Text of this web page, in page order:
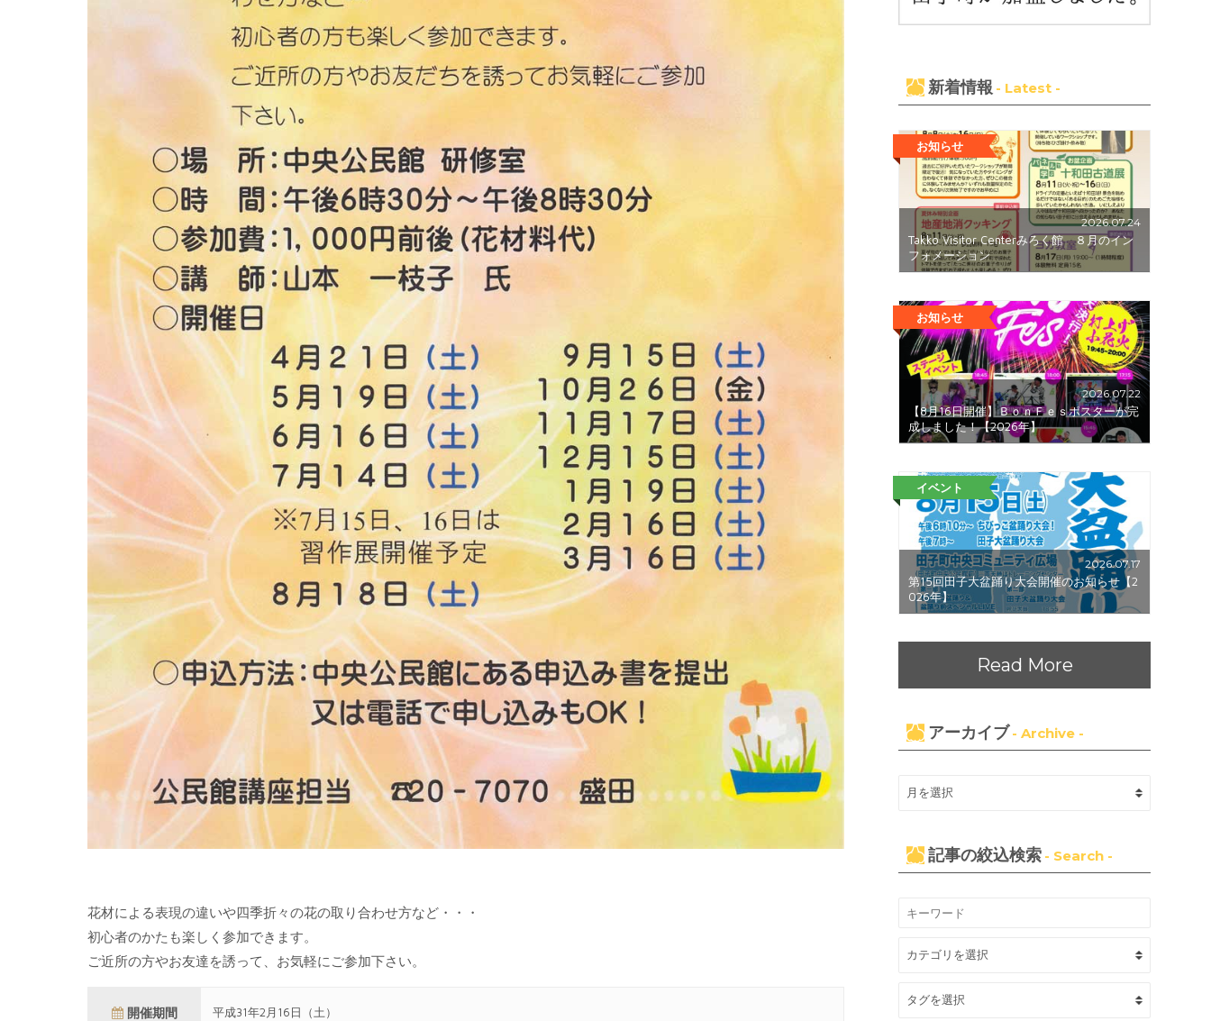
花材による表現の違いや四季折々の花の取り合わせ方など・・・
初心者のかたも楽しく参加できます。
ご近所の方やお友達を誘って、お気軽にご参加下さい。
開催期間 平成31年2月16日（土）
新着情報 - Latest -
お知らせ
2026.07.24
Takko Visitor Centerみろく館 ８月のイン
フォメーション
お知らせ
2026.07.22
【8月16日開催】ＢｏｎＦｅｓポスターが完
成しました！【2026年】
イベント
2026.07.17
第15回田子大盆踊り大会開催のお知らせ【2
026年】
Read More
アーカイブ - Archive -
記事の絞込検索 - Search -